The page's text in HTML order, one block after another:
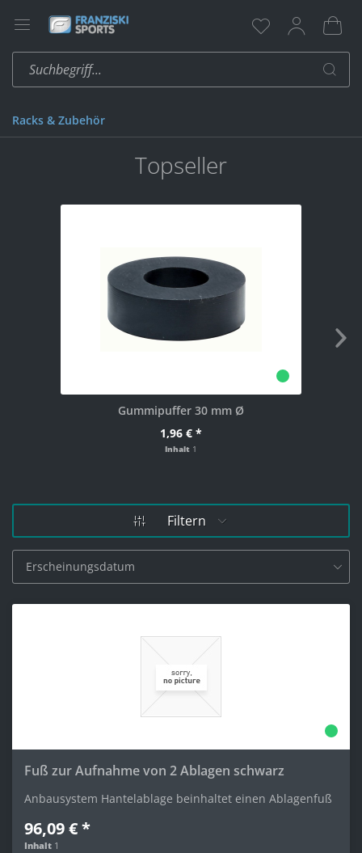
Racks & Zubehör
Topseller
Gummipuffer 30 mm Ø
1,96 € *
Inhalt 1
Filtern
Fuß zur Aufnahme von 2 Ablagen schwarz
Anbausystem Hantelablage beinhaltet einen Ablagenfuß
96,09 € *
Inhalt 1